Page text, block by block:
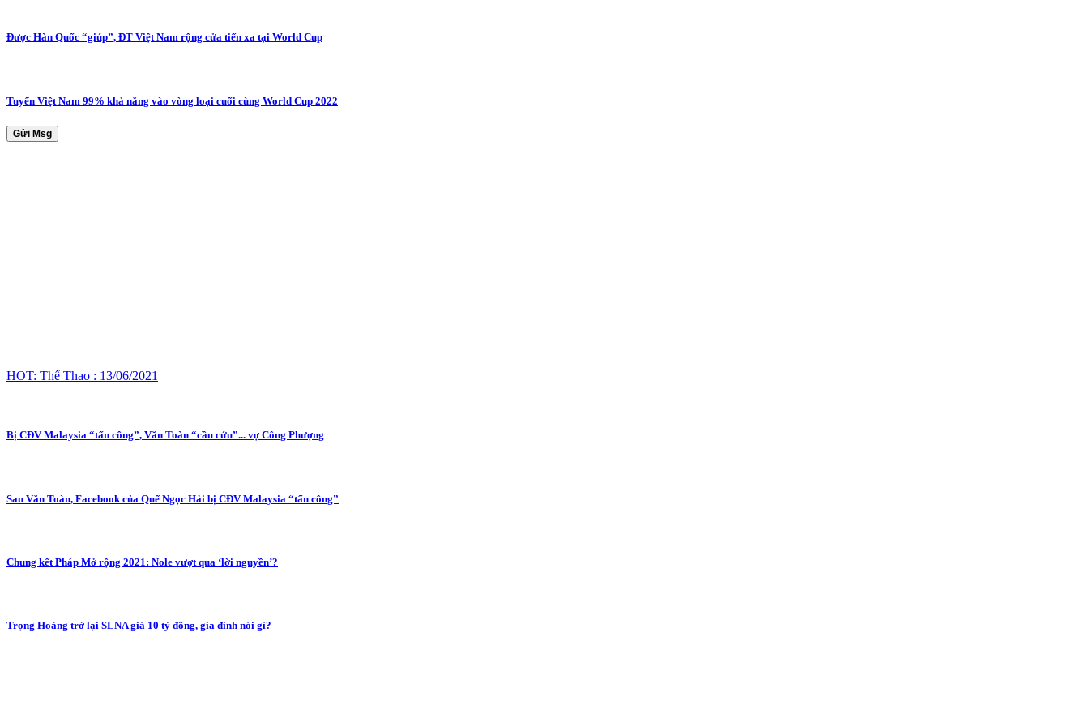
Được Hàn Quốc “giúp”, ĐT Việt Nam rộng cửa tiến xa tại World Cup
Tuyển Việt Nam 99% khả năng vào vòng loại cuối cùng World Cup 2022
Gửi Msg
HOT: Thể Thao : 13/06/2021
Bị CĐV Malaysia “tấn công”, Văn Toàn “cầu cứu”... vợ Công Phượng
Sau Văn Toàn, Facebook của Quế Ngọc Hải bị CĐV Malaysia “tấn công”
Chung kết Pháp Mở rộng 2021: Nole vượt qua ‘lời nguyền’?
Trọng Hoàng trở lại SLNA giá 10 tỷ đồng, gia đình nói gì?